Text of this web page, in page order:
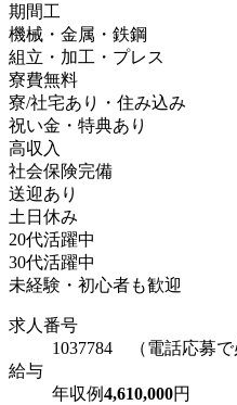
期間工
機械・金属・鉄鋼
組立・加工・プレス
寮費無料
寮/社宅あり・住み込み
祝い金・特典あり
高収入
社会保険完備
送迎あり
土日休み
20代活躍中
30代活躍中
未経験・初心者も歓迎
求人番号
1037784 （電話応募で
給与
年収例4,610,000円